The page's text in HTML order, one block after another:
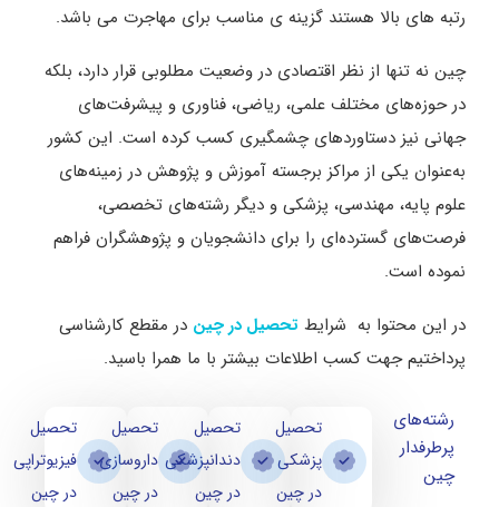
رتبه های بالا هستند گزینه ی مناسب برای مهاجرت می باشد.
چین نه تنها از نظر اقتصادی در وضعیت مطلوبی قرار دارد، بلکه
در حوزه‌های مختلف علمی، ریاضی، فناوری و پیشرفت‌های
جهانی نیز دستاوردهای چشمگیری کسب کرده است. این کشور
به‌عنوان یکی از مراکز برجسته آموزش و پژوهش در زمینه‌های
علوم پایه، مهندسی، پزشکی و دیگر رشته‌های تخصصی،
فرصت‌های گسترده‌ای را برای دانشجویان و پژوهشگران فراهم
نموده است.
در این محتوا به شرایط تحصیل در چین در مقطع کارشناسی
پرداختیم جهت کسب اطلاعات بیشتر با ما همرا باسید.
رشته‌های
پرطرفدار
چین
تحصیل
پزشکی
در چین
تحصیل
دندانپزشکی
در چین
تحصیل
داروسازی
در چین
تحصیل
فیزیوتراپی
در چین